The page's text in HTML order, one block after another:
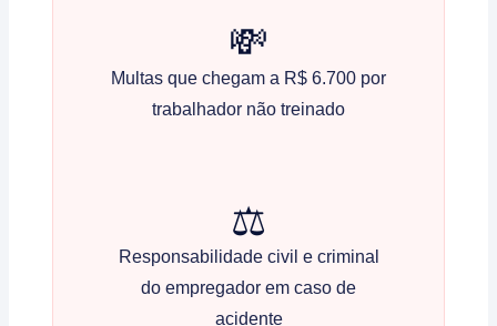
💸
Multas que chegam a R$ 6.700 por
trabalhador não treinado
⚖️
Responsabilidade civil e criminal
do empregador em caso de
acidente